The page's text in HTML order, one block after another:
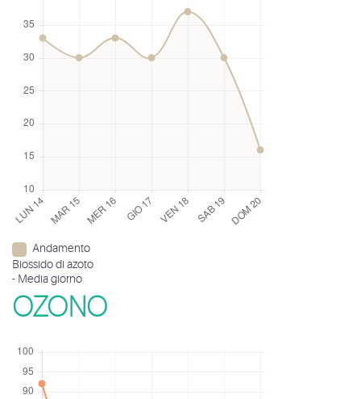
Andamento
Biossido di azoto
- Media giorno
OZONO